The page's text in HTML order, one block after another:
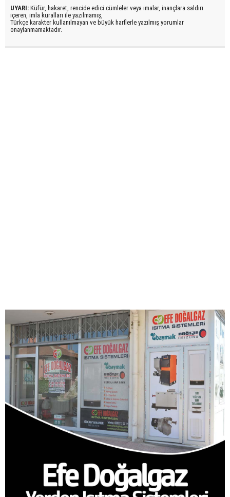
UYARI: Küfür, hakaret, rencide edici cümleler veya imalar, inançlara saldırı
içeren, imla kuralları ile yazılmamış,
Türkçe karakter kullanılmayan ve büyük harflerle yazılmış yorumlar
onaylanmamaktadır.